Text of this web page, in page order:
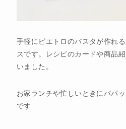
手軽にピエトロのパスタが作れ
スです。レシピのカードや商品
いました。
お家ランチや忙しいときにパパ
です